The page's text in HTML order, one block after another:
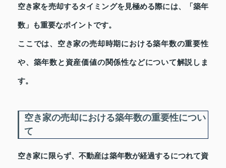
空き家を売却するタイミングを見極める際には、「築年
数」も重要なポイントです。
ここでは、空き家の売却時期における築年数の重要性
や、築年数と資産価値の関係性などについて解説しま
す。
空き家の売却における築年数の重要性につい
て
空き家に限らず、不動産は築年数が経過するにつれて資